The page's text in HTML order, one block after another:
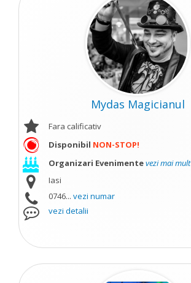
Mydas Magicianul
Fara calificativ
Disponibil NON-STOP!
Organizari Evenimentevezi mai mult
Iasi
0746... vezi numar
vezi detalii